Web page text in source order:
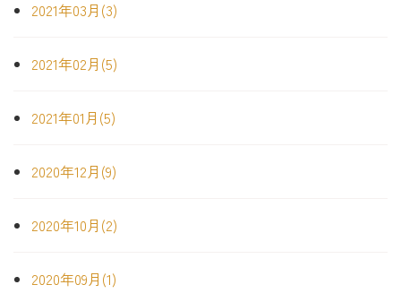
2021年03月(3)
2021年02月(5)
2021年01月(5)
2020年12月(9)
2020年10月(2)
2020年09月(1)